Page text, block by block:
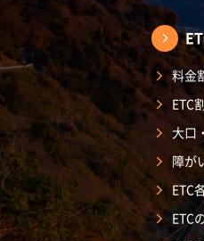
料金
ETC
大口
障が
ETC
ETC